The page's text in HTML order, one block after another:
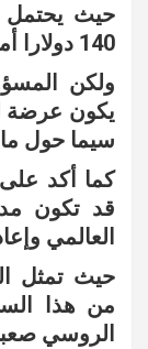
حيث يحتمل
140 دولارا أمريكيا بارتفاع نسبته 40%.
ولكن
يكون عرضة
سيما حول
كما أكد على
قد تكون
العالمي
من هذا
الروسي